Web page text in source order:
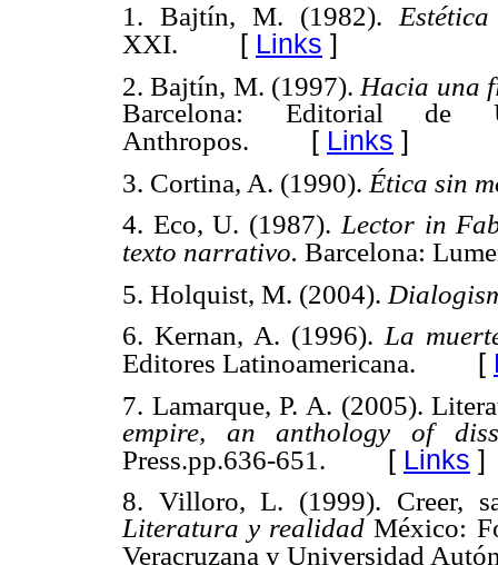
1. Bajtín, M. (1982).
XXI. [ Links ]
2. Bajtín, M. (1997). Hacia una
Barcelona: Editorial
Anthropos. [ Links ]
3. Cortina, A. (1990). Ética sin
4. Eco, U. (1987). Lector in
texto narrativo. Barcelona:
5. Holquist, M. (2004).
6. Kernan, A. (1996).La
Editores Latinoamericana. [
7. Lamarque, P. A. (2005).
empire, an anthology of
Press.pp.636-651. [ Links ]
8. Villoro, L. (1999). Creer,
Literatura y realidadMéxico:
Veracruzana y Universidad